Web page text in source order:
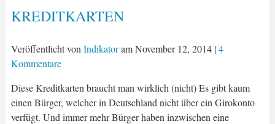
KREDITKARTEN
Veröffentlicht von IndikatoramNovember 12, 2014|4
Kommentare
Diese Kreditkarten braucht man wirklich (nicht) Es gibt kaum
einen Bürger, welcher in Deutschland nicht über ein Girokonto
verfügt. Und immer mehr Bürger haben inzwischen eine